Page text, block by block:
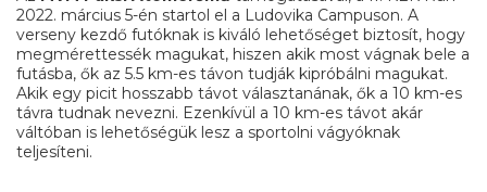
2022. március 5-én startol el a Ludovika Campuson. A
verseny kezdő futóknak is kiváló lehetőséget biztosít, hogy
megmérettessék magukat, hiszen akik most vágnak bele a
futásba, ők az 5.5 km-es távon tudják kipróbálni magukat.
Akik egy picit hosszabb távot választanának, ők a 10 km-es
távra tudnak nevezni. Ezenkívül a 10 km-es távot akár
váltóban is lehetőségük lesz a sportolni vágyóknak
teljesíteni.